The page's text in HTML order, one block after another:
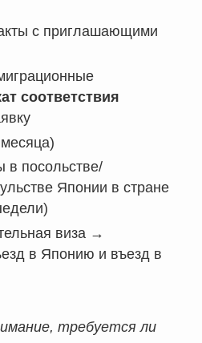
с приглашающими
соответствия
посольстве/
Японии в стране
виза →
в Японию и въезд в
требуется ли